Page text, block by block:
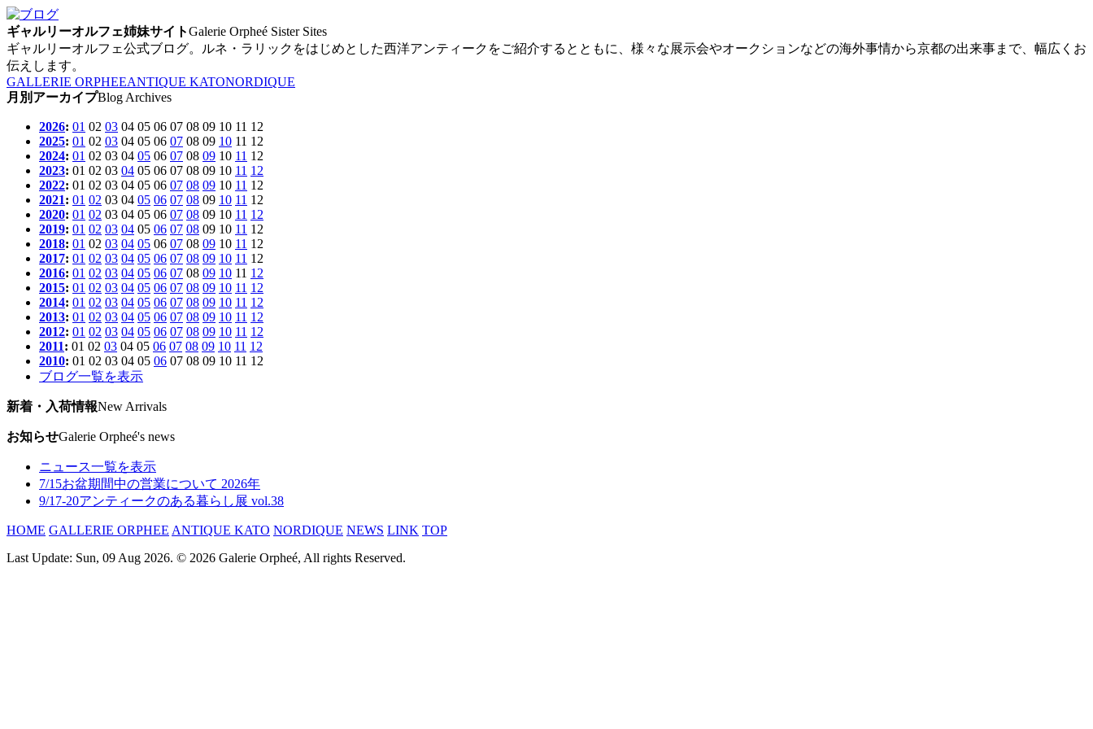
ギャルリーオルフェ姉妹サイトGalerie Orpheé Sister Sites
ギャルリーオルフェ公式ブログ。ルネ・ラリックをはじめとした西洋アンティークをご紹介するとともに、様々な展示会やオークションなどの海外事情から京都の出来事まで、幅広くお
伝えします。
GALLERIE ORPHEEANTIQUE KATONORDIQUE
月別アーカイプBlog Archives
2026: 01 02 03 04 05 06 07 08 09 10 11 12
2025: 01 02 03 04 05 06 07 08 09 10 11 12
2024: 01 02 03 04 05 06 07 08 09 10 11 12
2023: 01 02 03 04 05 06 07 08 09 10 11 12
2022: 01 02 03 04 05 06 07 08 09 10 11 12
2021: 01 02 03 04 05 06 07 08 09 10 11 12
2020: 01 02 03 04 05 06 07 08 09 10 11 12
2019: 01 02 03 04 05 06 07 08 09 10 11 12
2018: 01 02 03 04 05 06 07 08 09 10 11 12
2017: 01 02 03 04 05 06 07 08 09 10 11 12
2016: 01 02 03 04 05 06 07 08 09 10 11 12
2015: 01 02 03 04 05 06 07 08 09 10 11 12
2014: 01 02 03 04 05 06 07 08 09 10 11 12
2013: 01 02 03 04 05 06 07 08 09 10 11 12
2012: 01 02 03 04 05 06 07 08 09 10 11 12
2011: 01 02 03 04 05 06 07 08 09 10 11 12
2010: 01 02 03 04 05 06 07 08 09 10 11 12
ブログ一覧を表示
新着・入荷情報New Arrivals
お知らせGalerie Orpheé's news
ニュース一覧を表示
7/15お盆期間中の営業について 2026年
9/17-20アンティークのある暮らし展 vol.38
HOME GALLERIE ORPHEE ANTIQUE KATO NORDIQUE NEWS LINK TOP
Last Update: Sun, 09 Aug 2026. © 2026 Galerie Orpheé, All rights Reserved.